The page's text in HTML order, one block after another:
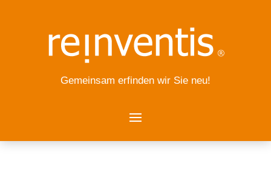
Gemeinsam erfinden wir Sie neu!